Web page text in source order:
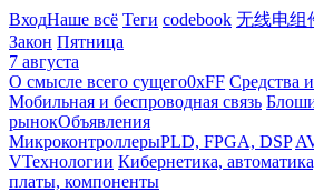
ВходНаше всё Теги codebook 无线电组
Закон Пятница
7 августа
О смысле всего сущего0xFF Средства
Мобильная и беспроводная связь
рынокОбъявления
МикроконтроллерыPLD, FPGA, DSP
VТехнологии Кибернетика,
платы, компоненты